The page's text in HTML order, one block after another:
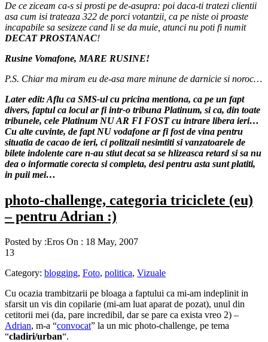
De ce ziceam ca-s si prosti pe de-asupra: poi daca-ti tratezi clientii
asa cum isi trateaza 322 de porci votantzii, ca pe niste oi proaste
incapabile sa sesizeze cand li se da muie, atunci nu poti fi numit
DECAT PROSTANAC!
Rusine Vomafone, MARE RUSINE!
P.S. Chiar ma miram eu de-asa mare minune de darnicie si noroc…
Later edit: Aflu ca SMS-ul cu pricina mentiona, ca pe un fapt
divers, faptul ca locul ar fi intr-o tribuna Platinum, si ca, din toate
tribunele, cele Platinum NU AR FI FOST cu intrare libera ieri…
Cu alte cuvinte, de fapt NU vodafone ar fi fost de vina pentru
situatia de cacao de ieri, ci politzaii nesimtiti si vanzatoarele de
bilete indolente care n-au stiut decat sa se hlizeasca retard si sa nu
dea o informatie corecta si completa, desi pentru asta sunt platiti,
in puii mei…
photo-challenge, categoria triciclete (eu)
– pentru Adrian :)
Posted by :Eros On : 18 May, 2007
13
Category: blogging, Foto, politica, Vizuale
Cu ocazia trambitzarii pe bloaga a faptului ca mi-am indeplinit in
sfarsit un vis din copilarie (mi-am luat aparat de pozat), unul din
cetitorii mei (da, pare incredibil, dar se pare ca exista vreo 2) –
Adrian, m-a “convocat” la un mic photo-challenge, pe tema
“cladiri/urban“.